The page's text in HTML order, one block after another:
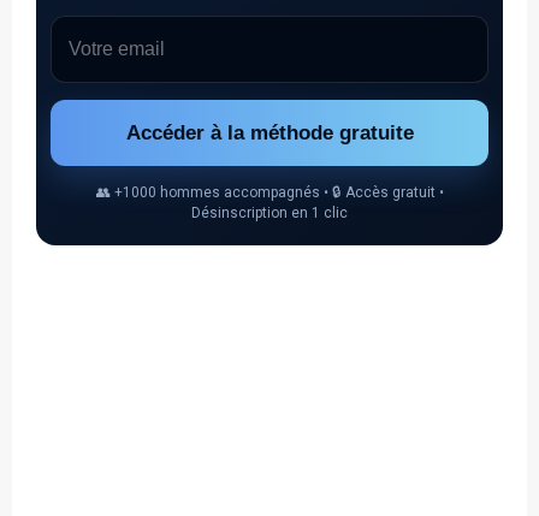
Accéder à la méthode gratuite
👥 +1000 hommes accompagnés • 🔒 Accès gratuit •
Désinscription en 1 clic